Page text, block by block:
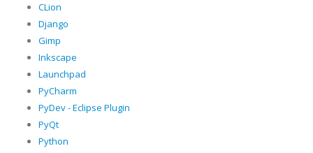
CLion
Django
Gimp
Inkscape
Launchpad
PyCharm
PyDev - Eclipse Plugin
PyQt
Python